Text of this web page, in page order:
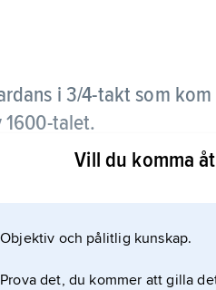
i 3/4-takt som
talet.
har
innehållit två delar, en
Vill du komma
Objektiv och pålitlig kunskap.
Prova det, du kommer att gilla